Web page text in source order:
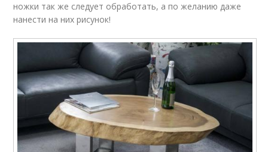
ножки так же следует обработать, а по желанию даже
нанести на них рисунок!